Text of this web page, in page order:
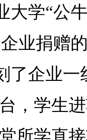
大学“公
业捐赠
了企业一
，学生
所学直